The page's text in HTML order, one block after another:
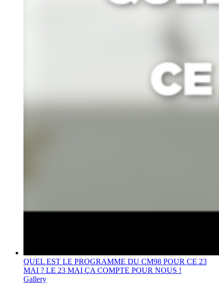
QUEL EST LE PROGRAMME DU CM98 POUR CE 23
MAI ? LE 23 MAI ÇA COMPTE POUR NOUS !
Gallery